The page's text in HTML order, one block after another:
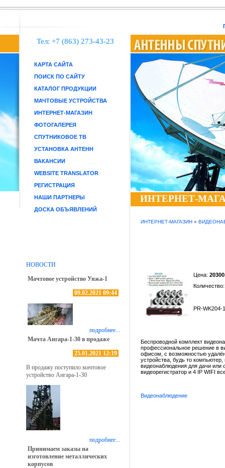
Тел: +7 (863) 273-43-23
КАРТА САЙТА
ПОИСК ПО САЙТУ
КАТАЛОГ ПРОДУКЦИИ
МАЧТОВЫЕ УСТРОЙСТВА
ИНТЕРНЕТ-МАГАЗИН
ФОТОГАЛЕРЕЯ
СПУТНИКОВОЕ ТВ
УСТАНОВКА АНТЕНН
ВАКАНСИИ
WEBSITE TRANSLATOR
РЕГИСТРАЦИЯ
НАШИ ПАРТНЕРЫ
ДОСКА ОБЪЯВЛЕНИЙ
НОВОСТИ
Мачтовое устройство Унжа-1
09.02.2021 09:44
подробнее...
Мачта Ангара-1-30 в продаже
25.01.2021 12:19
В продажу поступило мачтовое
устройство Ангара-1-30
подробнее...
Принимаем заказы на
изготовление металлических
корпусов
ИНТЕРНЕТ-
ИНТЕРНЕТ-МАГАЗИН »
Цена:
PR-WK204-
Беспроводной комплект
профессиональное решение в
офисом, с возможностью
устройства, будь то
видеонаблюдения для дачи или
видеорегистратор и 4 IP WIFI
Видеонаблюдение